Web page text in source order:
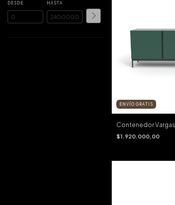
DESDE HASTA
ENVÍO GRATIS
Contenedor
$1.920.000,00